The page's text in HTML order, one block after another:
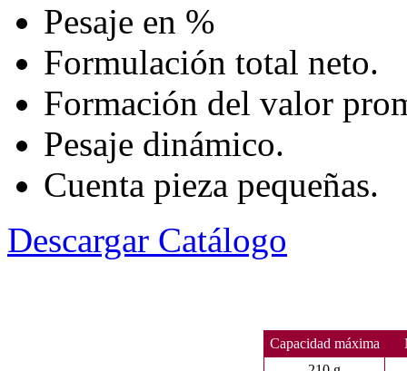
Pesaje en %
Formulación total neto.
Formación del valor
Pesaje dinámico.
Cuenta pieza pequeñas.
Descargar Catálogo
Capacidad máxima